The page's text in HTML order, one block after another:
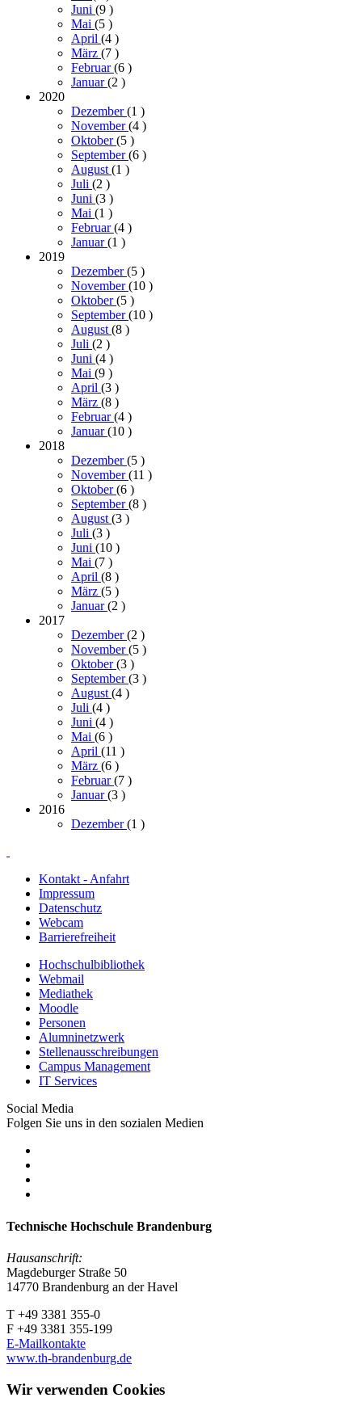
Juni (9 )
Mai (5 )
April (4 )
März (7 )
Februar(6 )
Januar(2 )
2020
Dezember(1 )
November(4 )
Oktober(5 )
September(6 )
August(1 )
Juli (2 )
Juni (3 )
Mai (1 )
Februar(4 )
Januar(1 )
2019
Dezember(5 )
November(10 )
Oktober(5 )
September(10 )
August(8 )
Juli (2 )
Juni (4 )
Mai (9 )
April (3 )
März (8 )
Februar(4 )
Januar(10 )
2018
Dezember(5 )
November(11 )
Oktober(6 )
September(8 )
August(3 )
Juli (3 )
Juni (10 )
Mai (7 )
April (8 )
März (5 )
Januar(2 )
2017
Dezember(2 )
November(5 )
Oktober(3 )
September(3 )
August(4 )
Juli (4 )
Juni (4 )
Mai (6 )
April (11 )
März (6 )
Februar(7 )
Januar(3 )
2016
Dezember(1 )
Kontakt - Anfahrt
Impressum
Datenschutz
Webcam
Barrierefreiheit
Hochschulbibliothek
Webmail
Mediathek
Moodle
Personen
Alumninetzwerk
Stellenausschreibungen
Campus Management
IT Services
Social Media
Folgen Sie uns in den sozialen Medien
Technische Hochschule Brandenburg
Hausanschrift:
Magdeburger Straße 50
14770 Brandenburg an der Havel
T +49 3381 355-0
F +49 3381 355-199
E-Mailkontakte
www.th-brandenburg.de
Wir verwenden Cookies